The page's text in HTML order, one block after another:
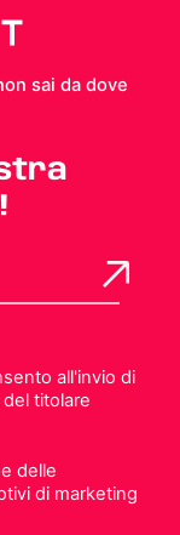
sai da dove
all'invio di
titolare
delle
di marketing